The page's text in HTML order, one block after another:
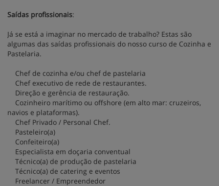
Saídas profissionais:
Já se está a imaginar no mercado de trabalho? Estas são
algumas das saídas profissionais do nosso curso de Cozinha e
Pastelaria.
Chef de cozinha e/ou chef de pastelaria
Chef executivo de rede de restaurantes.
Direção e gerência de restauração.
Cozinheiro marítimo ou offshore (em alto mar: cruzeiros,
navios e plataformas).
Chef Privado / Personal Chef.
Pasteleiro(a)
Confeiteiro(a)
Especialista em doçaria conventual
Técnico(a) de produção de pastelaria
Técnico(a) de catering e eventos
Freelancer / Empreendedor